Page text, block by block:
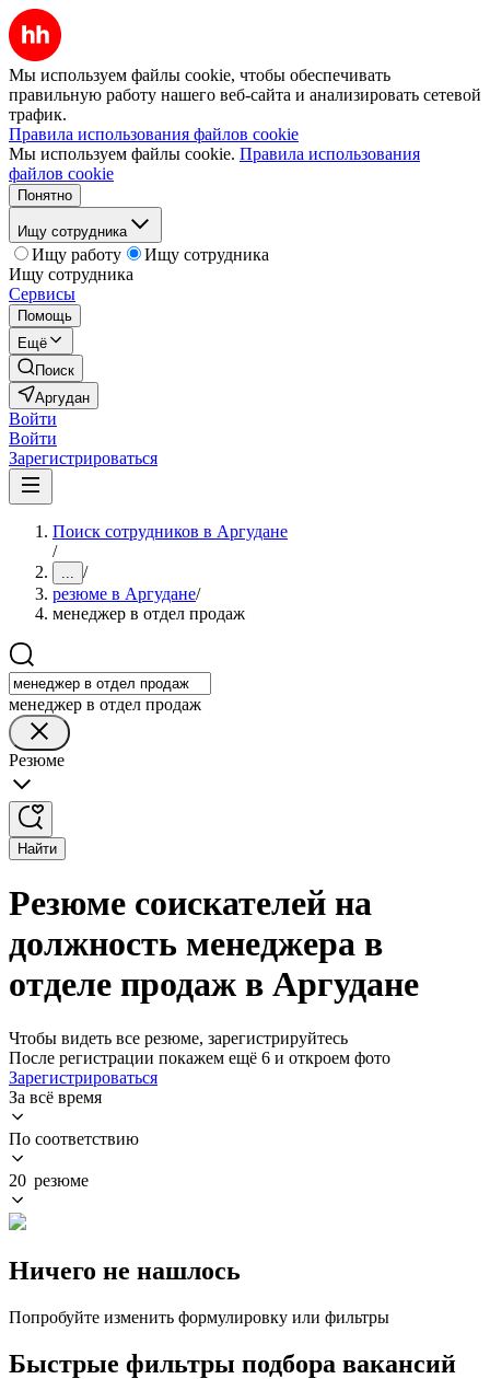
Мы используем файлы cookie, чтобы обеспечивать
правильную работу нашего веб-сайта и анализировать сетевой
трафик.
Правила использования файлов cookie
Мы используем файлы cookie. Правила использования
файлов cookie
Понятно
Ищу сотрудника
Ищу работу
Ищу сотрудника
Ищу сотрудника
Сервисы
Помощь
Ещё
Поиск
Аргудан
Войти
Войти
Зарегистрироваться
Поиск сотрудников в Аргудане
/
... /
резюме в Аргудане/
менеджер в отдел продаж
менеджер в отдел продаж
Резюме
Найти
Резюме соискателей на
должность менеджера в
отделе продаж в Аргудане
Чтобы видеть все резюме, зарегистрируйтесь
После регистрации покажем ещё 6 и откроем фото
Зарегистрироваться
За всё время
По соответствию
20 резюме
Ничего не нашлось
Попробуйте изменить формулировку или фильтры
Быстрые фильтры подбора вакансий